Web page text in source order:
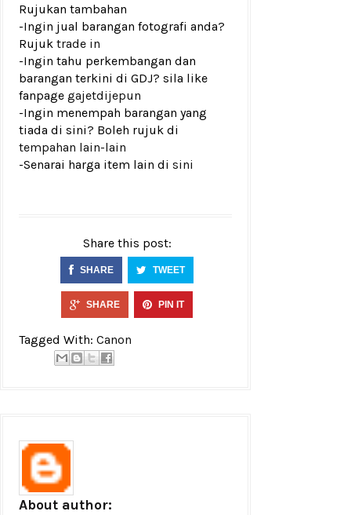
Rujukan tambahan
-Ingin jual barangan fotografi anda?
Rujuk trade in
-Ingin tahu perkembangan dan
barangan terkini di GDJ? sila like
fanpage gajetdijepun
-Ingin menempah barangan yang
tiada di sini? Boleh rujuk di
tempahan lain-lain
-Senarai harga item lain di sini
Share this post:
SHARE TWEET
SHARE PIN IT
Tagged With: Canon
About author: